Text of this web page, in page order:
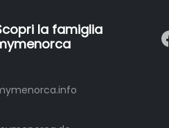
la famiglia